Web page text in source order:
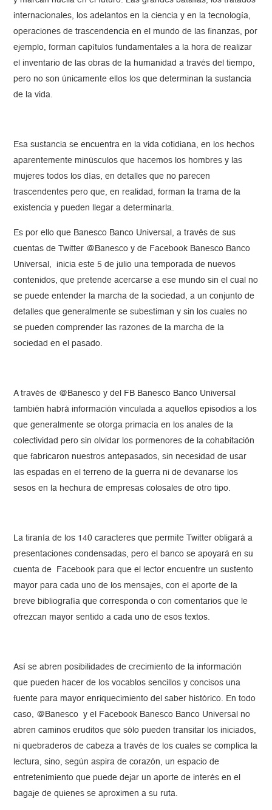
internacionales, los adelantos en la ciencia y en la tecnología,
operaciones de trascendencia en el mundo de las finanzas, por
ejemplo, forman capítulos fundamentales a la hora de realizar
el inventario de las obras de la humanidad a través del tiempo,
pero no son únicamente ellos los que determinan la sustancia
de la vida.
Esa sustancia se encuentra en la vida cotidiana, en los hechos
aparentemente minúsculos que hacemos los hombres y las
mujeres todos los días, en detalles que no parecen
trascendentes pero que, en realidad, forman la trama de la
existencia y pueden llegar a determinarla.
Es por ello que Banesco Banco Universal, a través de sus
cuentas de Twitter @Banesco y de Facebook Banesco Banco
Universal, inicia este 5 de julio una temporada de nuevos
contenidos, que pretende acercarse a ese mundo sin el cual no
se puede entender la marcha de la sociedad, a un conjunto de
detalles que generalmente se subestiman y sin los cuales no
se pueden comprender las razones de la marcha de la
sociedad en el pasado.
A través de @Banesco y del FB Banesco Banco Universal
también habrá información vinculada a aquellos episodios a los
que generalmente se otorga primacía en los anales de la
colectividad pero sin olvidar los pormenores de la cohabitación
que fabricaron nuestros antepasados, sin necesidad de usar
las espadas en el terreno de la guerra ni de devanarse los
sesos en la hechura de empresas colosales de otro tipo.
La tiranía de los 140 caracteres que permite Twitter obligará a
presentaciones condensadas, pero el banco se apoyará en su
cuenta de Facebook para que el lector encuentre un sustento
mayor para cada uno de los mensajes, con el aporte de la
breve bibliografía que corresponda o con comentarios que le
ofrezcan mayor sentido a cada uno de esos textos.
Así se abren posibilidades de crecimiento de la información
que pueden hacer de los vocablos sencillos y concisos una
fuente para mayor enriquecimiento del saber histórico. En todo
caso, @Banesco y el Facebook Banesco Banco Universal no
abren caminos eruditos que sólo pueden transitar los iniciados,
ni quebraderos de cabeza a través de los cuales se complica la
lectura, sino, según aspira de corazón, un espacio de
entretenimiento que puede dejar un aporte de interés en el
bagaje de quienes se aproximen a su ruta.